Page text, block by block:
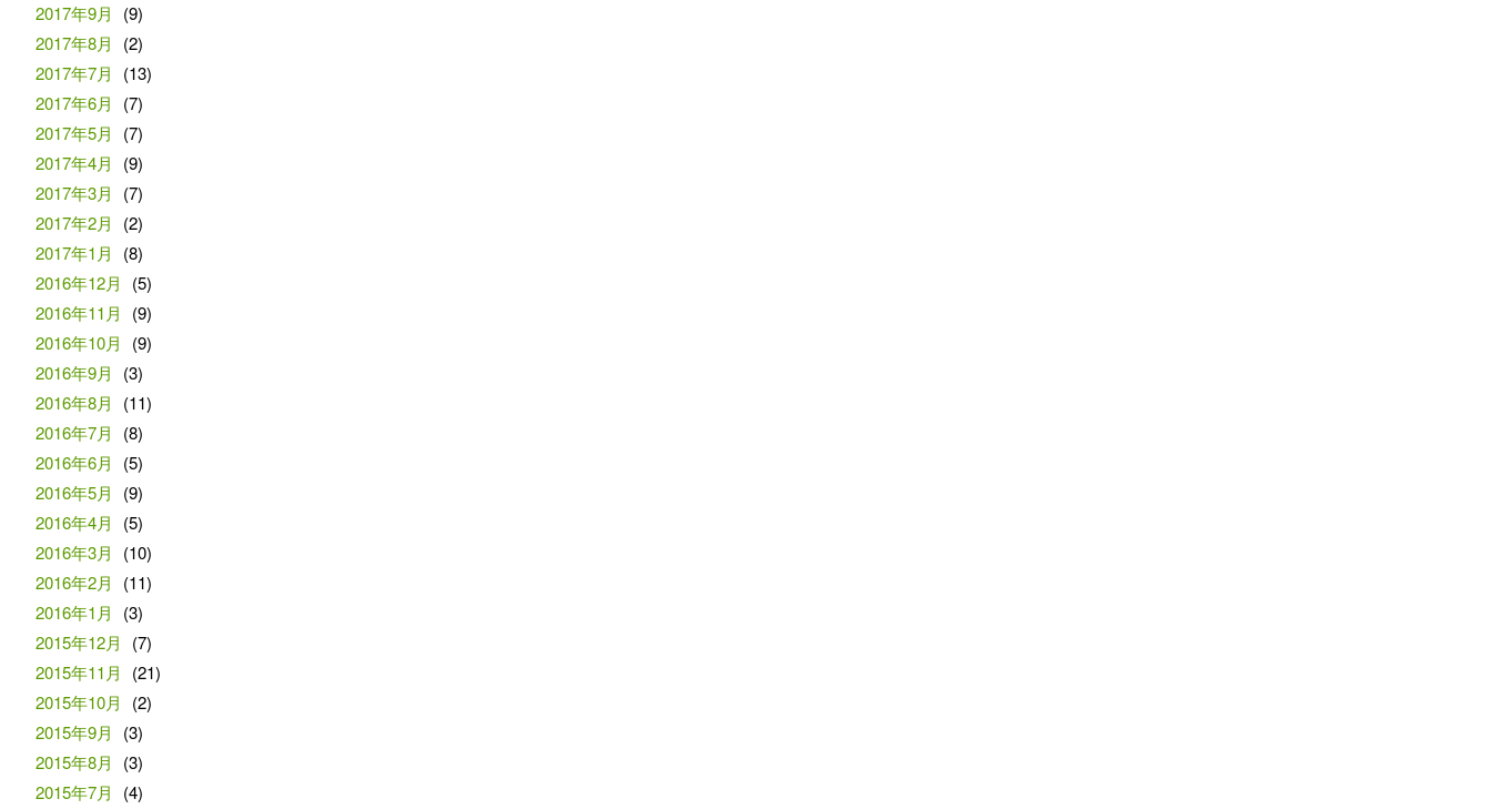
2017年9月
(9)
2017年8月
(2)
2017年7月
(13)
2017年6月
(7)
2017年5月
(7)
2017年4月
(9)
2017年3月
(7)
2017年2月
(2)
2017年1月
(8)
2016年12月
(5)
2016年11月
(9)
2016年10月
(9)
2016年9月
(3)
2016年8月
(11)
2016年7月
(8)
2016年6月
(5)
2016年5月
(9)
2016年4月
(5)
2016年3月
(10)
2016年2月
(11)
2016年1月
(3)
2015年12月
(7)
2015年11月
(21)
2015年10月
(2)
2015年9月
(3)
2015年8月
(3)
2015年7月
(4)